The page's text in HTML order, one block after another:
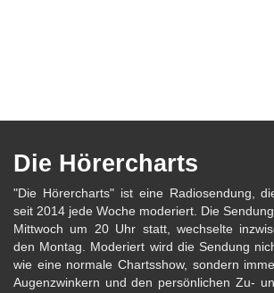
Die Hörercharts
"Die Hörercharts" ist eine Radiosendung,
seit 2014 jede Woche moderiert. Die
Mittwoch um 20 Uhr statt, wechselte
den Montag. Moderiert wird die Sendung
wie eine normale Chartsshow, sondern
Augenzwinkern und den persönlichen Zu-